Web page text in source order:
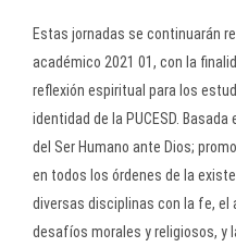
Estas jornadas se continuarán
académico 2021 01, con la
reflexión espiritual para los
identidad de la PUCESD.
del Ser Humano ante Dios;
en todos los órdenes de la
diversas disciplinas con la fe, el
desafíos morales y religiosos, y